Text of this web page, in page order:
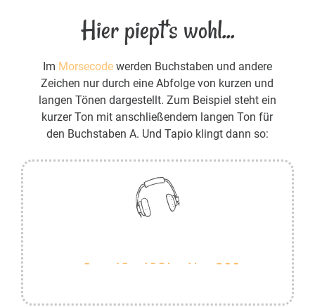
Hier piept's wohl...
Im Morsecodewerden Buchstaben und andere
Zeichen nur durch eine Abfolge von kurzen und
langen Tönen dargestellt. Zum Beispiel steht ein
kurzer Ton mit anschließendem langen Ton für
den Buchstaben A. Und Tapio klingt dann so: